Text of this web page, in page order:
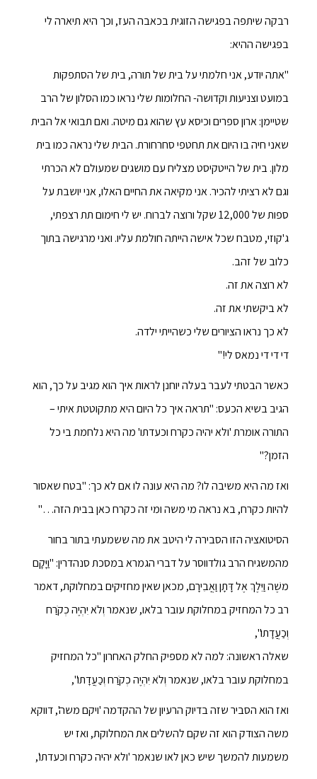
רבקה שיתפה בפגישה הזוגית בכאבה העז, וכך היא תיארה לי
בפגישה ההיא:
"אתה יודע, אני חלמתי על בית של תורה, בית של הסתפקות
במועט וצניעות וקדושה- החלומות שלי נראו כמו הסלון של הרב
שטיימן: ארון ספרים וכיסא עץ שהוא גם מיטה. ואם תבואי אל הבית
שאני חיה בו היום את תחטפי סחרחורת. הבית שלי נראה כמו בית
מלון. בית של הייטקיסט מצליח עם מושגים שמעולם לא הכרתי
וגם לא רציתי להכיר. אני מקיאה את החיים האלו, אני יושבת על
ספות של 12,000 שקל ורוצה לברוח. יש לי חימום תת רצפתי,
ג'קוזי, מטבח שכל אישה הייתה חולמת עליו. ואני מרגישה בתוך
כלוב של זהב.
לא רוצה את זה.
לא ביקשתי את זה.
לא כך נראו הציורים שלי כשהייתי ילדה.
די די די נמאס לי!"
כאשר הבטתי לעבר בעלה יוחנן לראות איך הוא מגיב על כך, הוא
הגיב בשיא הכעס: "תראה איך כל היום היא מתקוטטת איתי –
התורה אומרת 'ולא יהיה כקרח וכעדתו' מה היא נלחמת בי כל
הזמן?"
ואז מה היא משיבה לו? מה היא עונה לו אם לא כך: "בטח שאסור
להיות כקרח, בא נראה מי משה ומי זה כקרח כאן בבית הזה…"
הסיטואציה הזו הסבירה לי היטב את מה ששמעתי בתור בחור
מהמשגיח הרב גולדווסר על דברי הגמרא במסכת סנהדרין: "וַיָּקָם
משֶׁה וַיֵּלֶךְ אֶל דָּתָן וַאֲבִירָם, מכאן שאין מחזיקים במחלוקת, דאמר
רב כל המחזיק במחלוקת עובר בלאו, שנאמר וְלֹא יִהְיֶה כְקֹרַח
וְכַעֲדָתו",
שאלה ראשונה: למה לא מספיק החלק האחרון "כל המחזיק
במחלוקת עובר בלאו, שנאמר וְלֹא יִהְיֶה כְקֹרַח וְכַעֲדָתו",
ואז הוא הסביר שזה בדיוק הרעיון של ההקדמה 'ויקם משה', דווקא
משה הצודק הוא זה שקם להשלים את המחלוקת, ואז יש
משמעות להמשך שיש כאן לאו שנאמר 'ולא יהיה כקרח וכעדתו',